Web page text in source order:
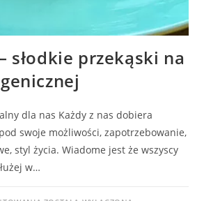
słodkie przekąski na
dla nas Każdy z nas dobiera
swoje możliwości, zapotrzebowanie,
styl życia. Wiadome jest że wszyscy
w…